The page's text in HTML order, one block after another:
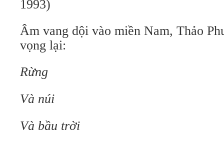
1993)
Âm vang dội vào miền Nam, Thảo
vọng lại:
Rừng
Và núi
Và bầu trời